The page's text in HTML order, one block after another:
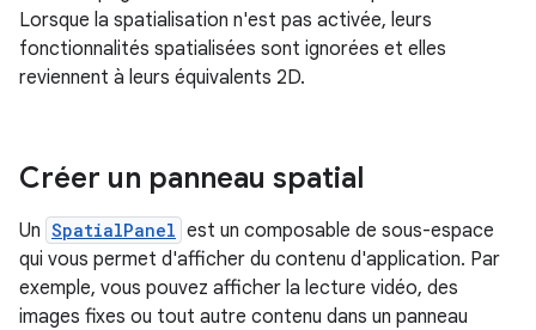
Lorsque la spatialisation n'est pas activée, leurs
fonctionnalités spatialisées sont ignorées et elles
reviennent à leurs équivalents 2D.
Créer un panneau spatial
Un SpatialPanel est un composable de sous-espace
qui vous permet d'afficher du contenu d'application. Par
exemple, vous pouvez afficher la lecture vidéo, des
images fixes ou tout autre contenu dans un panneau